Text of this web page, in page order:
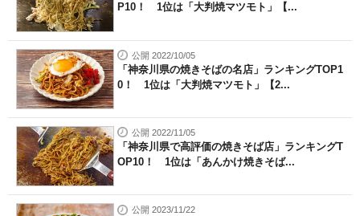
P10！ 1位は「大判焼マツモト」【...
公開 2022/10/05
「神奈川県の焼きそばの名店」ランキングTOP1
0！ 1位は「大判焼マツモト」【2...
公開 2022/11/05
「神奈川県で高評価の焼きそば店」ランキングT
OP10！ 1位は「あんかけ焼きそば...
公開 2023/11/22